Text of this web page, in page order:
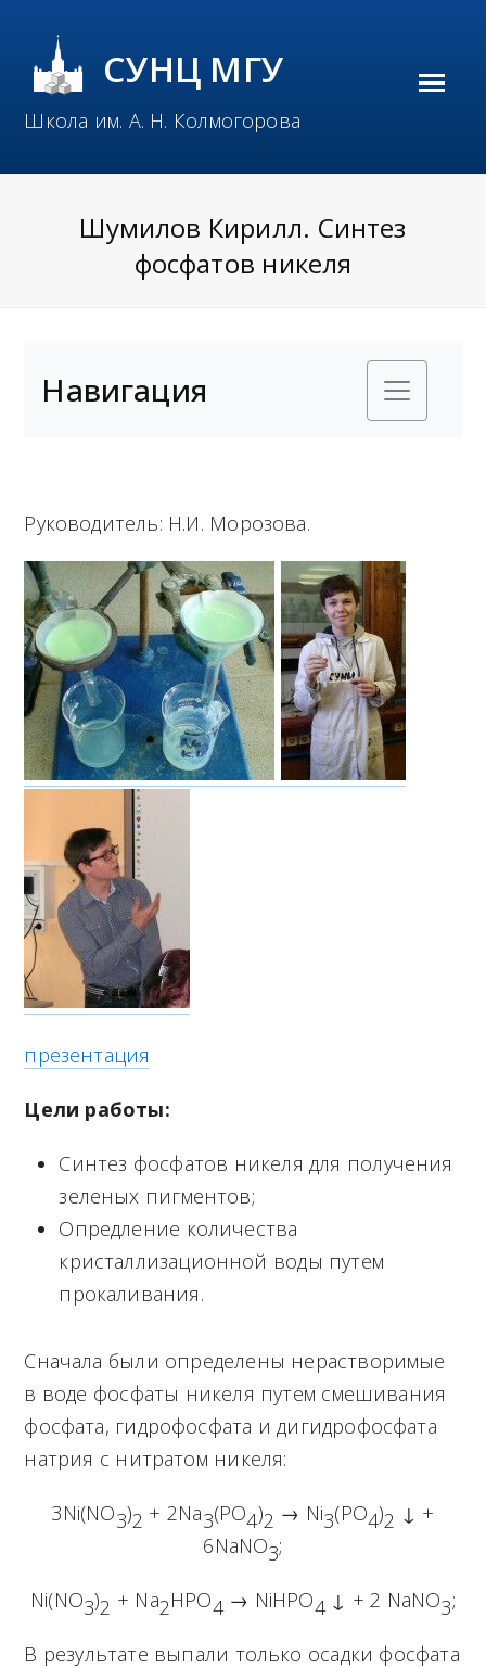
СУНЦ МГУ
Школа им. А. Н. Колмогорова
O
e
Шумилов Кирилл. Синтез
фосфатов никеля
Навигация
Руководитель: Н.И. Морозова.
презентация
Цели работы:
Синтез фосфатов никеля для получения
зеленых пигментов;
Опредление количества
кристаллизационной воды путем
прокаливания.
Сначала были определены нерастворимые
в воде фосфаты никеля путем смешивания
фосфата, гидрофосфата и дигидрофосфата
натрия с нитратом никеля:
3Ni(NO3)2 + 2Na3(PO4)2 → Ni3(PO4)2 ↓ +
6NaNO3;
Ni(NO3)2 + Na2HPO4 → NiHPO4 ↓ + 2 NaNO3;
В результате выпали только осадки фосфата